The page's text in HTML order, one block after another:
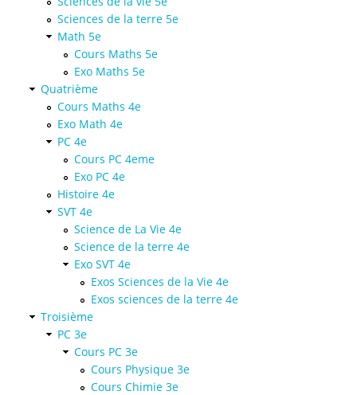
Sciences de la terre 5e
Math 5e
Cours Maths 5e
Exo Maths 5e
Quatrième
Cours Maths 4e
Exo Math 4e
PC 4e
Cours PC 4eme
Exo PC 4e
Histoire 4e
SVT 4e
Science de La Vie 4e
Science de la terre 4e
Exo SVT 4e
Exos Sciences de la Vie 4e
Exos sciences de la terre 4e
Troisième
PC 3e
Cours PC 3e
Cours Physique 3e
Cours Chimie 3e